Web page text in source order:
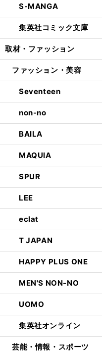
S-MANGA
集英社コミック文庫
取材・ファッション
ファッション・美容
Seventeen
non-no
BAILA
MAQUIA
SPUR
LEE
eclat
T JAPAN
HAPPY PLUS ONE
MEN'S NON-NO
UOMO
集英社オンライン
芸能・情報・スポーツ